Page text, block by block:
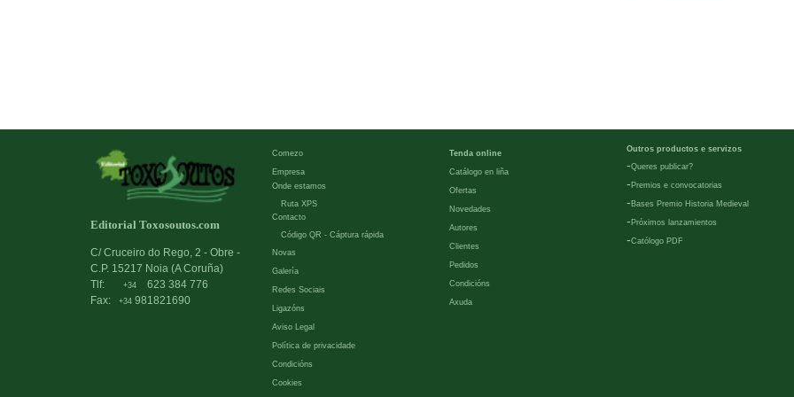
Editorial Toxosoutos.com
C/ Cruceiro do Rego, 2 - Obre -
C.P. 15217 Noia (A Coruña)
Tlf:
+34
623 384 776
Fax:
+34 981821690
Comezo
Empresa
Onde estamos
Ruta XPS
Contacto
Código QR - Cáptura rápida
Novas
Galería
Redes Sociais
Ligazóns
Aviso Legal
Política de privacidade
Condicións
Cookies
Tenda online
Catálogo en liña
Ofertas
Novedades
Autores
Clientes
Pedidos
Condicións
Axuda
Outros productos e servizos
-Queres publicar?
- Premios e convocatorias
- Bases Premio Historia Medieval
- Próximos lanzamientos
-Católogo PDF